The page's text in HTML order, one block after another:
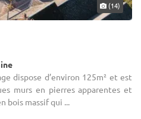
(14)
dispose d’environ 125m² et est
murs en pierres apparentes et
bois massif qui ...